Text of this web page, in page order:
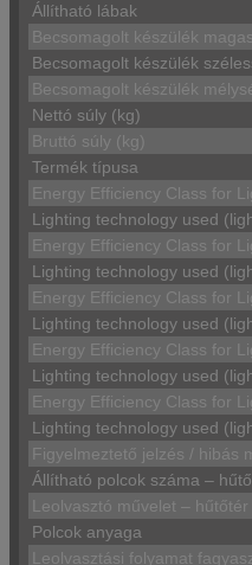
Állítható lábak
Becsomagolt készülék
Becsomagolt készülék
Becsomagolt készülék
Nettó súly (kg)
Bruttó súly (kg)
Termék típusa
Energy Efficiency Class for
Lighting technology used
Energy Efficiency Class for
Lighting technology used
Energy Efficiency Class for
Lighting technology used
Energy Efficiency Class for
Lighting technology used
Energy Efficiency Class for
Lighting technology used
Figyelmeztető jelzés / hibás
Állítható polcok száma –
Leolvasztó művelet – hűtőtér
Polcok anyaga
Leolvasztási folyamat